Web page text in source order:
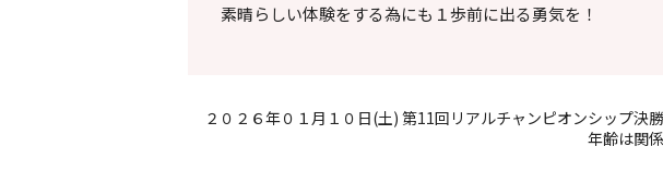
素晴らしい体験をする為にも１歩前に出る勇気を！
２０２６年０１月１０日(土) 第11回リアルチャンピオンシップ決
年齢は関